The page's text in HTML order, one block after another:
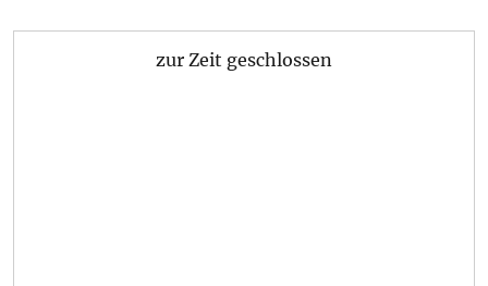
zur Zeit geschlossen